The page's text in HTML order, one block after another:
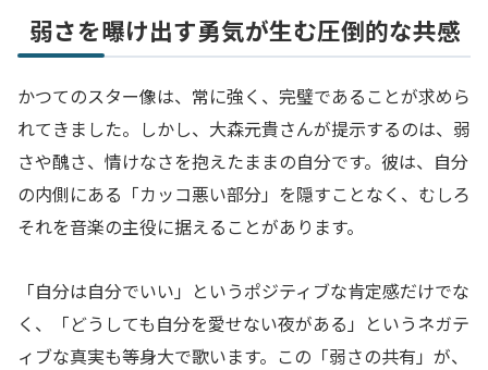
弱さを曝け出す勇気が生む圧倒的な共感
かつてのスター像は、常に強く、完璧であることが求めら
れてきました。しかし、大森元貴さんが提示するのは、弱
さや醜さ、情けなさを抱えたままの自分です。彼は、自分
の内側にある「カッコ悪い部分」を隠すことなく、むしろ
それを音楽の主役に据えることがあります。
「自分は自分でいい」というポジティブな肯定感だけでな
く、「どうしても自分を愛せない夜がある」というネガテ
ィブな真実も等身大で歌います。この「弱さの共有」が、